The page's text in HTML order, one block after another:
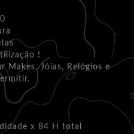
!
Makes, Jóias, Relógios e
x 84 H total